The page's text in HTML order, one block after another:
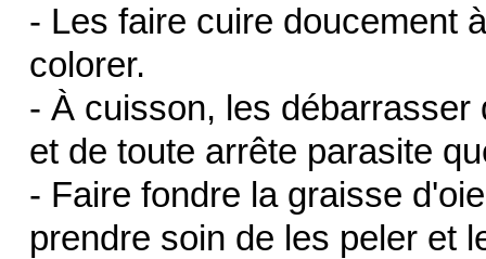
- Les faire cuire doucement
colorer.
- À cuisson, les débarrasser
et de toute arrête parasite
- Faire fondre la graisse
prendre soin de les peler et